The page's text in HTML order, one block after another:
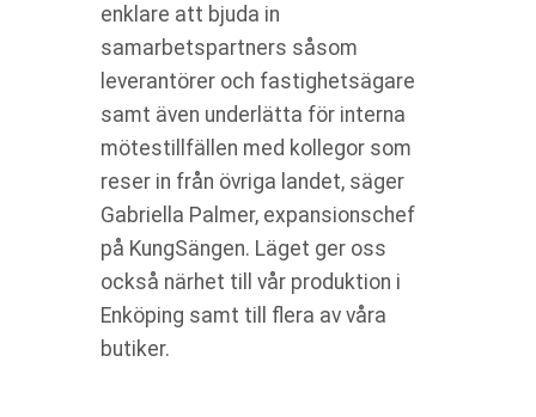
enklare att bjuda in
samarbetspartners såsom
leverantörer och fastighetsägare
samt även underlätta för interna
mötestillfällen med kollegor som
reser in från övriga landet, säger
Gabriella Palmer, expansionschef
på KungSängen. Läget ger oss
också närhet till vår produktion i
Enköping samt till flera av våra
butiker.